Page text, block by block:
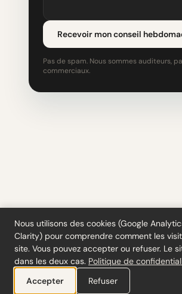
Recevoir mon conseil
Pas de spam. Nous sommes auditeurs,
commerciaux.
Outils ·Blog· Glossaire·S'abonner·Confidentialité·
Conditions·Cookie settings
© 2026 ciferi · 92458378
Nous utilisons des cookies (Google
Clarity) pour comprendre comment les
site. Vous pouvez accepter ou refuser. Le
dans les deux cas. Politique de
Accepter
Refuser